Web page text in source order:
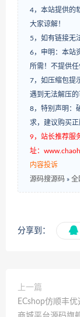
4，本站提供的
大家谅解！
5，如有链接无
6，申明：本站
所需！不提供任
7，如压缩包提
遇到无法解压
8，特别声明：
求，建议购买正
9，站长推荐服
址：
内容投诉
源码搜源码 » 全
分享到：
上一篇
ECshop仿顺丰